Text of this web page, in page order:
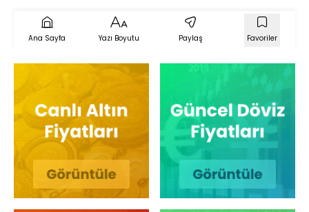
Ana Sayfa Yazı Boyutu Paylaş Favoriler